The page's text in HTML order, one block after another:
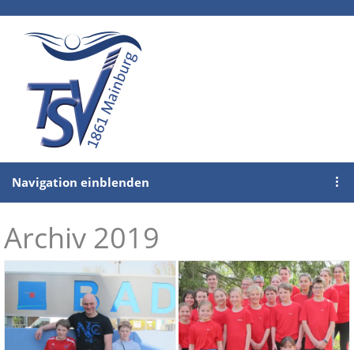
Navigation einblenden
Archiv 2019